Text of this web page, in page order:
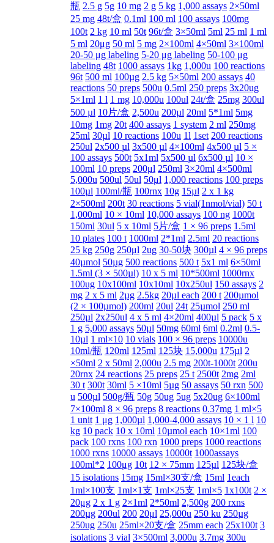
瓶 2.5 g 5g 10 mg 2 g 5 kg 1,000 assays 2×50ml
25 mg 48t/盒 0.1ml 100 ml 100 assays 100mg
100t 2 kg 10 ml 50t 96t/盒 3×50ml 5ml 25 ml 1 ml
5 ml 20μg 50 ml 5 mg 2×100ml 4×50ml 3×100ml
20-50 μg labeling 5-20 μg labeling 50-100 μg
labeling 48t 1000 assays 1kg 1,000u 100 reactions
96t 500 ml 100µg 2.5 kg 5×50ml 200 assays 40
reactions 50 preps 500u 0.5ml 250 preps 3x20ug
5×1ml 1 l 1 mg 10,000u 100ul 24t/盒 25mg 300ul
500 µl 10片/盒 2,500u 200µl 20ml 5*1ml 5mg
10mg 1mg 20t 400 assays 1 system 2 ml 250mg
25ml 30µl 10 reactions 100u 1l 1set 200 reactions
250ul 2x500 µl 3x500 µl 4×100ml 4x500 µl 5 ×
100 assays 500t 5x1ml 5x500 µl 6x500 µl 10 ×
100ml 10 preps 200μl 250ml 3×20ml 4×500ml
5,000u 500ul 50ul 50μl 1,000 reactions 100 preps
100µl 100ml/瓶 100rnx 10g 15µl 2 x 1 kg
2×500ml 200t 30 reactions 5 vial(1nmol/vial) 50 t
1,000ml 10 × 10ml 10,000 assays 100 ng 1000t
150ml 30ul 5 x 10ml 5片/盒 1 × 96 preps 1.5ml
10 plates 100 t 1000ml 2*1ml 2.5ml 20 reactions
25 kg 250g 250μl 2ug 30-50块 300µl 4 × 96 preps
40µmol 50µg 500 reactions 500 t 5x1 ml 6×50ml
1.5ml (3 × 500µl) 10 x 5 ml 10*500ml 1000rnx
100ug 10x100ml 10x10ml 10x250ul 150 assays 2
mg 2 x 5 ml 2µg 2.5kg 20µl each 200 t 200µmol
(2 × 100µmol) 200ml 20ul 24t 25µmol 250 ml
250µl 2x250ul 4 x 5 ml 4×20ml 400µl 5 pack 5 x
1 g 5,000 assays 50µl 50mg 60ml 6ml 0.2ml 0.5-
10µl 1 ml×10 10 vials 100 × 96 preps 10000u
10ml/瓶 120ml 125ml 125块 15,000u 175µl 2
×50ml 2 x 50ml 2,000u 2.5 mg 200t-1000t 200u
20rnx 24 reactions 25 preps 25 t 2500t 2mg 2ml
30 t 300t 30ml 5 ×10ml 5µg 50 assays 50 rxn 500
u 500µl 500g/瓶 50g 50ug 5ug 5x20ug 6×100ml
7×100ml 8 × 96 preps 8 reactions 0.37mg 1 ml×5
1 unit 1 μg 1,000µl 1,000-4,000 assays 10 × 1 l 10
kg 10 pack 10 x 10ml 10µmol each 10×1ml 100
pack 100 rxns 100 rxn 1000 preps 1000 reactions
1000 rxns 10000 assays 10000t 1000assays
100ml*2 100μg 10t 12 × 75mm 125µl 125块/盒
15 isolations 15mg 15ml×30支/盒 15ml 1each
1ml×100支 1ml×1支 1ml×25支 1ml×5 1x100t 2 ×
20μg 2 x 1 g 2×1ml 2*50ml 2,500g 200 rxns
200µg 200ul 200 20μl 25,000u 250 ku 250µg
250ug 250u 25ml×20支/盒 25mm each 25x100t 3
isolations 3 vial 3×500ml 3,000u 3.7mg 300u